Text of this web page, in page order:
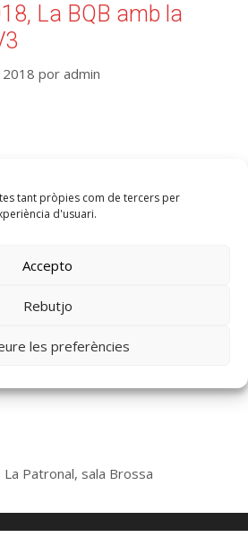
tant pròpies com de tercers per
d'usuari.
Accepto
Rebutjo
les preferències
La BQB amb la
por admin
TV3
2018 poradmin
La Patronal, sala Brossa